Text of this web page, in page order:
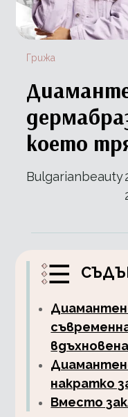
Грижа
което
Bulgarianbeauty
накратко
Вместо